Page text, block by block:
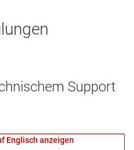
Support
Englisch anzeigen